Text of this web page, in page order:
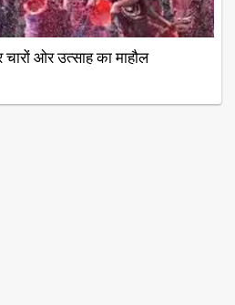
ओर उत्साह का माहौल